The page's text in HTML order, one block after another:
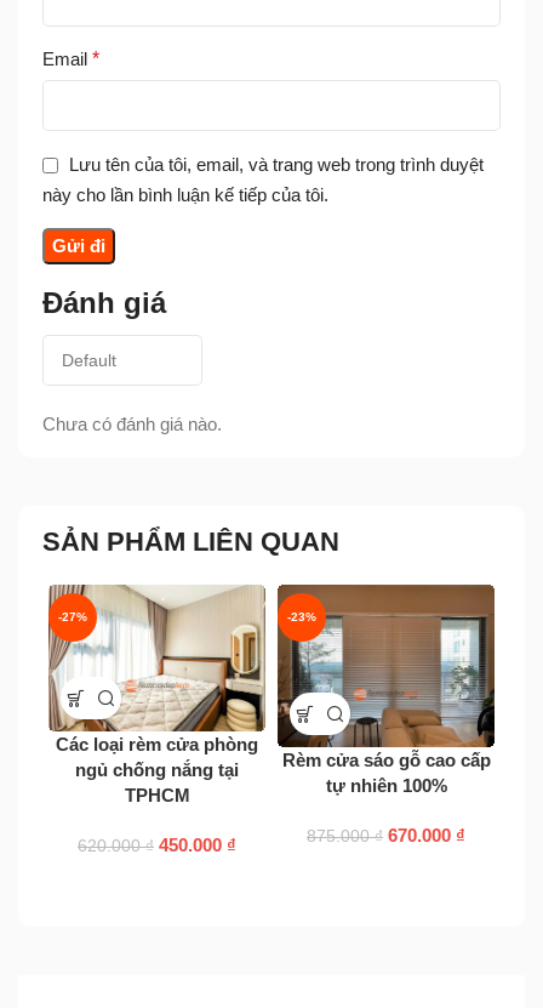
Đánh giá
Chưa có đánh giá nào.
Email *
Lưu tên của tôi, email, và trang web trong trình duyệt
này cho lần bình luận kế tiếp của tôi.
SẢN PHẨM LIÊN QUAN
-27%
Các loại rèm cửa phòng
ngủ chống nắng tại
TPHCM
620.000₫ 450.000 ₫
-23%
Rèm cửa sáo gỗ cao cấp
tự nhiên 100%
875.000₫ 670.000 ₫